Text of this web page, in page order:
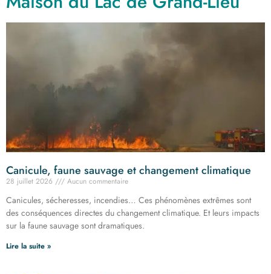
Canicule, faune sauvage et changement climatique
28 juillet 2026 Aucun commentaire
Canicules, sécheresses, incendies… Ces phénomènes extrêmes sont
des conséquences directes du changement climatique. Et leurs impacts
sur la faune sauvage sont dramatiques.
Lire la suite »